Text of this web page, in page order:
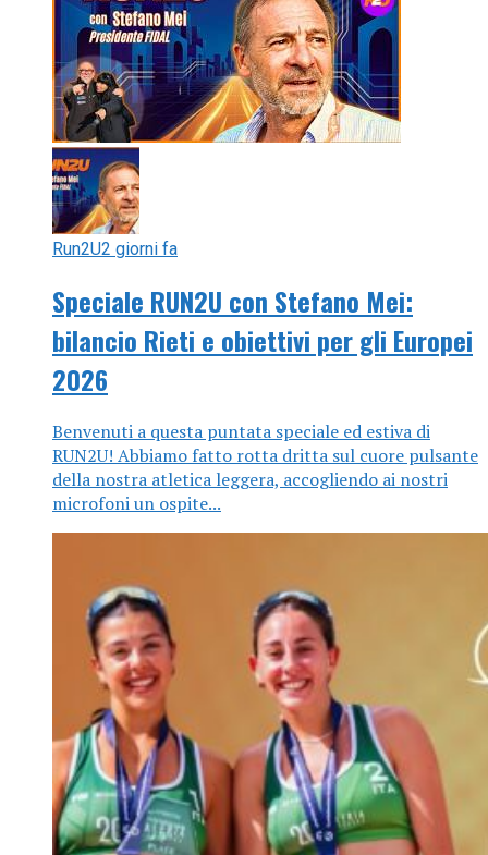
Run2U2 giorni fa
Speciale RUN2U con Stefano Mei:
bilancio Rieti e obiettivi per gli Europei
2026
Benvenuti a questa puntata speciale ed estiva di
RUN2U! Abbiamo fatto rotta dritta sul cuore pulsante
della nostra atletica leggera, accogliendo ai nostri
microfoni un ospite...